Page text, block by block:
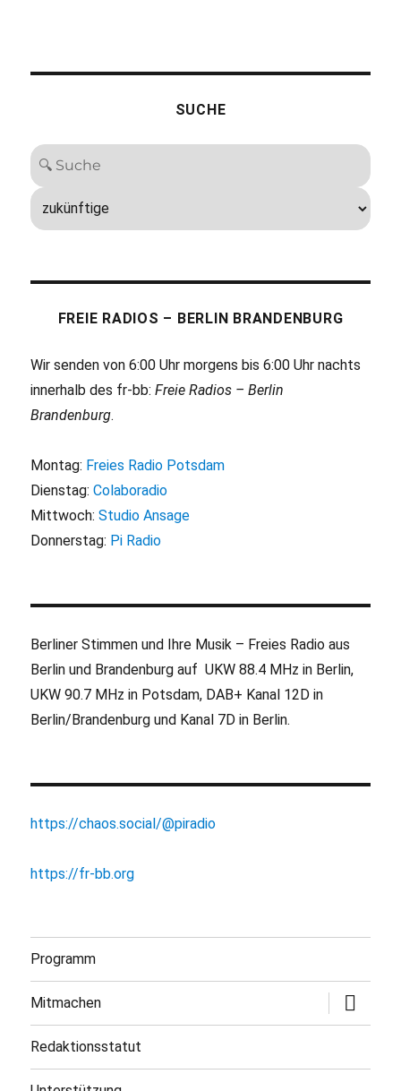
SUCHE
FREIE RADIOS – BERLIN BRANDENBURG
Wir senden von 6:00 Uhr morgens bis 6:00 Uhr nachts
innerhalb des fr-bb:Freie Radios – Berlin
Brandenburg.
Montag: Freies Radio Potsdam
Dienstag:Colaboradio
Mittwoch:Studio Ansage
Donnerstag: Pi Radio
Berliner Stimmen und Ihre Musik – Freies Radio aus
Berlin und Brandenburg auf UKW 88.4 MHz in Berlin,
UKW 90.7 MHz in Potsdam, DAB+ Kanal 12D in
Berlin/Brandenburg und Kanal 7D in Berlin.
https://chaos.social/@piradio
https://fr-bb.org
Programm
Mitmachen
öffnen
Redaktionsstatut